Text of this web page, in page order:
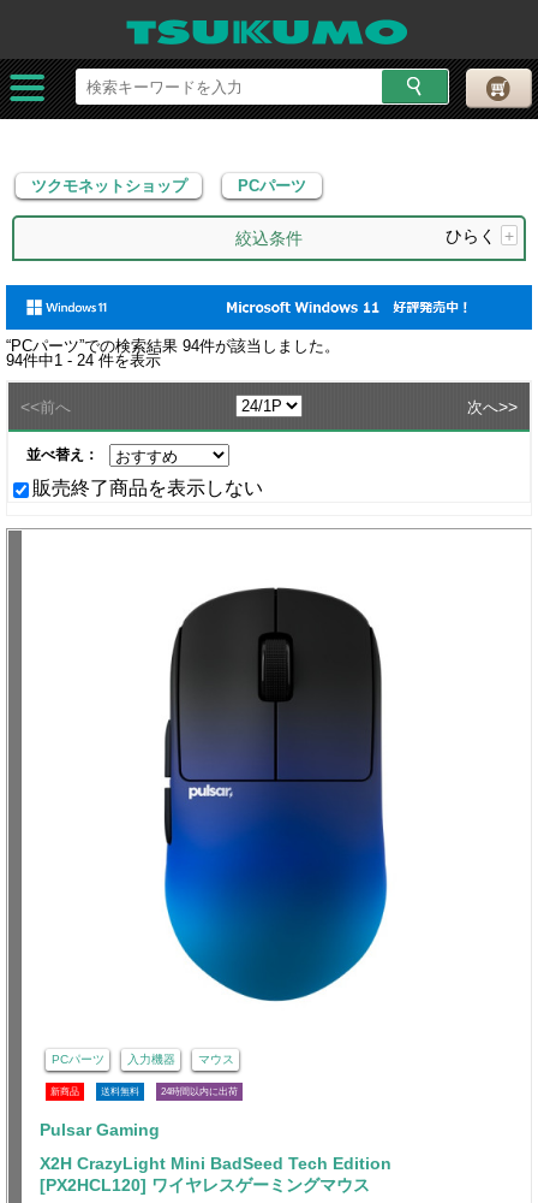
ツクモネットショップ PCパーツ
ツクモネットショップ PCパーツ
絞込条件 ひらく +
“PCパーツ”での検索結果 94件が該当しました。
94件中1 - 24件を表示
<<前へ 次へ>>
並べ替え：
販売終了商品を表示しない
PCパーツ 入力機器 マウス
新商品 送料無料 24時間以内に出荷
Pulsar Gaming
X2H CrazyLight Mini BadSeed Tech Edition
[PX2HCL120] ワイヤレスゲーミングマウス